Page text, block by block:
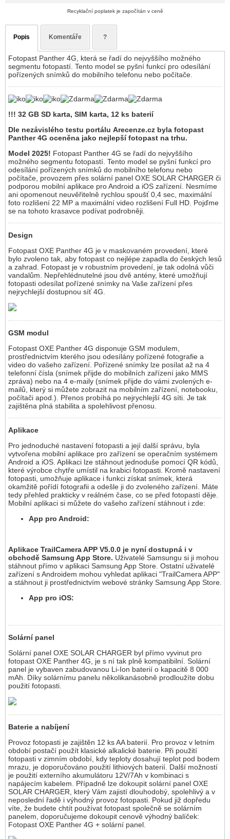
Recyklační poplatek je započítán v ceně
Popis Komentáře ?
Fotopast Panther 4G, která se řadí do nejvyššího možného
segmentu fotopastí. Tento model se pyšní funkcí pro odesílání
pořízených snímků do mobilního telefonu nebo počítače.
!!! 32 GB SD karta, SIM karta, 12 ks baterií
Dle nezávislého testu portálu Arecenze.cz byla fotopast
Panther 4G oceněna jako nejlepší fotopast na trhu.
Model 2025! Fotopast Panther 4G se řadí do nejvyššího
možného segmentu fotopastí. Tento model se pyšní funkcí pro
odesílání pořízených snímků do mobilního telefonu nebo
počítače, provozem přes solární panel OXE SOLAR CHARGER či
podporou mobilní aplikace pro Android a iOS zařízení. Nesmíme
ani opomenout neuvěřitelně rychlou spoušť 0,4 sec, maximální
foto rozlišení 22 MP a maximální video rozlišení Full HD. Pojďme
se na tohoto krasavce podívat podrobněji.
Design
Fotopast OXE Panther 4G je v maskovaném provedení, které
bylo zvoleno tak, aby fotopast co nejlépe zapadla do českých lesů
a zahrad. Fotopast je v robustním provedení, je tak odolná vůči
vandalům. Nepřehlédnutelné jsou dvě antény, které umožňují
fotopasti odesílat pořízené snímky na Vaše zařízení přes
nejrychlejší dostupnou síť 4G.
GSM modul
Fotopast OXE Panther 4G disponuje GSM modulem,
prostřednictvím kterého jsou odesílány pořízené fotografie a
video do vašeho zařízení. Pořízené snímky lze posílat až na 4
telefonní čísla (snímek přijde do mobilních zařízení jako MMS
zpráva) nebo na 4 e-maily (snímek přijde do vámi zvolených e-
mailů, který si můžete zobrazit na mobilním zařízení, notebooku,
počítači apod.). Přenos probíhá po nejrychlejší 4G síti. Je tak
zajištěna plná stabilita a spolehlivost přenosu.
Aplikace
Pro jednoduché nastavení fotopasti a její další správu, byla
vytvořena mobilní aplikace pro zařízení se operačním systémem
Android a iOS. Aplikaci lze stáhnout jednoduše pomocí QR kódů,
které výrobce chytře umístil na krabici fotopasti. Kromě nastavení
fotopasti, umožňuje aplikace i funkci získat snímek, která
okamžitě pořídí fotografii a odešle ji do zvoleného zařízení. Máte
tedy přehled prakticky v reálném čase, co se před fotopastí děje.
Mobilní aplikaci si můžete do vašeho zařízení stáhnout i zde:
App pro Android:
Aplikace TrailCamera APP V5.0.0 je nyní dostupná i v
obchodě Samsung App Store. Uživatelé Samsungu si ji mohou
stáhnout přímo v aplikaci Samsung App Store. Ostatní uživatelé
zařízení s Androidem mohou vyhledat aplikaci "TrailCamera APP"
a stáhnout ji prostřednictvím webové stránky Samsung App Store.
App pro iOS:
Solární panel
Solární panel OXE SOLAR CHARGER byl přímo vyvinut pro
fotopast OXE Panther 4G, je s ní tak plně kompatibilní. Solární
panel je vybaven zabudovanou Li-Ion baterií o kapacitě 8 000
mAh. Díky solárnímu panelu několikanásobně prodloužíte dobu
použití fotopasti.
Baterie a nabíjení
Provoz fotopasti je zajištěn 12 ks AA baterií. Pro provoz v letním
období postačí použít klasické alkalické baterie. Při použití
fotopasti v zimním období, kdy teploty dosahují teplot pod bodem
mrazu, je doporučováno použití lithiových baterií. Další možností
je použití externího akumulátoru 12V/7Ah v kombinaci s
napájecím kabelem. Případně lze dokoupit solární panel OXE
SOLAR CHARGER, který Vám zajistí dlouhodobý, spolehlivý a v
neposlední řadě i výhodný provoz fotopasti. Pokud již dopředu
víte, že budete chtít používat fotopast společně se solárním
panelem, doporučujeme dokoupit cenově výhodný balíček:
Fotopast OXE Panther 4G + solární panel.